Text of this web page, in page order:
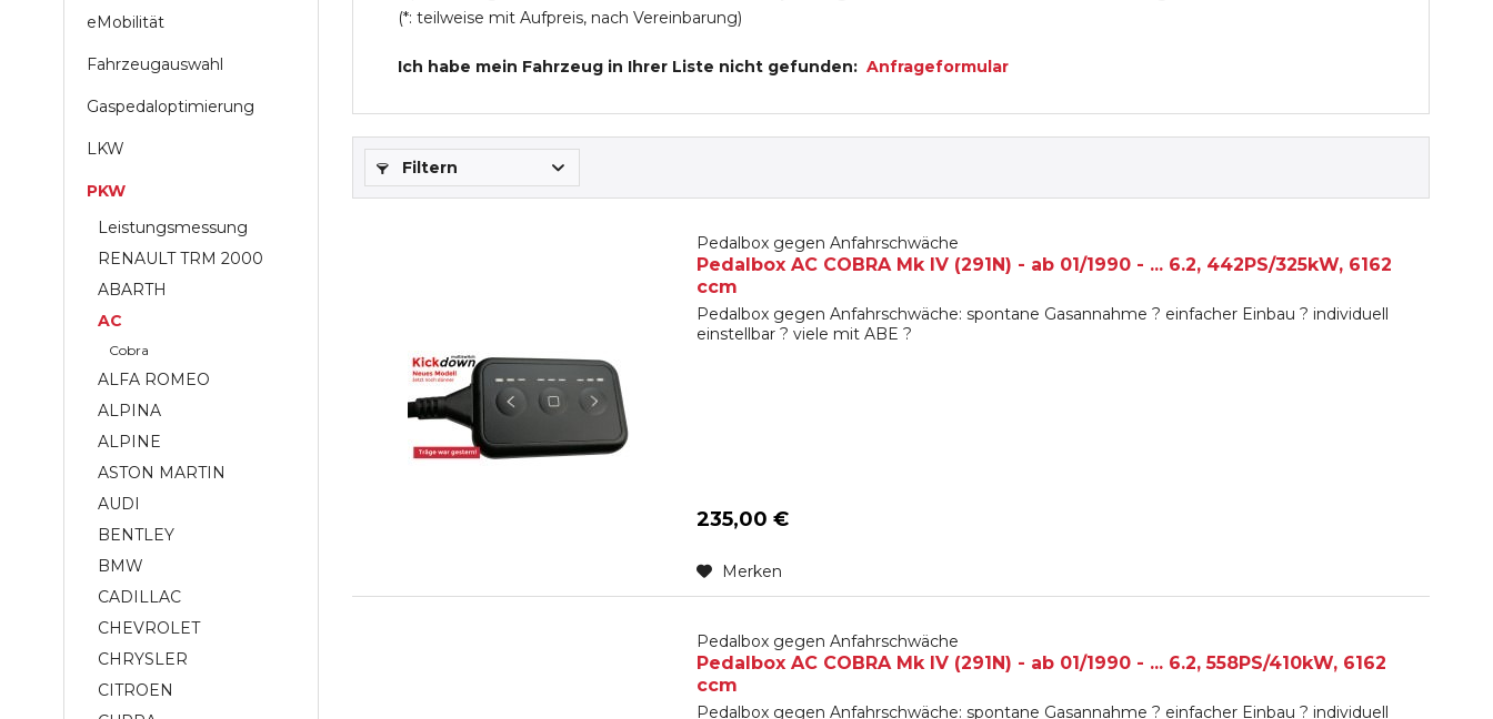
eMobilität
Fahrzeugauswahl
Gaspedaloptimierung
LKW
PKW
Leistungsmessung
RENAULT TRM 2000
ABARTH
AC
Cobra
ALFA ROMEO
ALPINA
ALPINE
ASTON MARTIN
AUDI
BENTLEY
BMW
CADILLAC
CHEVROLET
CHRYSLER
CITROEN
(*: teilweise mit Aufpreis, nach Vereinbarung)
Ich habe mein Fahrzeug in Ihrer Liste nicht gefunden: Anfrageformular
Filtern
Pedalbox gegen Anfahrschwäche
Pedalbox AC COBRA Mk IV (291N) - ab 01/1990 - ... 6.2, 442PS/325kW, 6162
ccm
Pedalbox gegen Anfahrschwäche: spontane Gasannahme ? einfacher Einbau ? individuell
einstellbar ? viele mit ABE ?
235,00 €
Merken
Pedalbox gegen Anfahrschwäche
Pedalbox AC COBRA Mk IV (291N) - ab 01/1990 - ... 6.2, 558PS/410kW, 6162
ccm
Pedalbox gegen Anfahrschwäche: spontane Gasannahme ? einfacher Einbau ? individuell